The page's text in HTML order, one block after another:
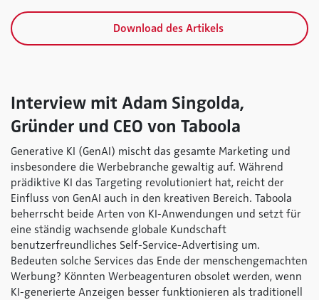
Download des Artikels
Interview mit Adam Singolda,
Gründer und CEO von Taboola
Generative KI (GenAI) mischt das gesamte Marketing und
insbesondere die Werbebranche gewaltig auf. Während
prädiktive KI das Targeting revolutioniert hat, reicht der
Einfluss von GenAI auch in den kreativen Bereich. Taboola
beherrscht beide Arten von KI-Anwendungen und setzt für
eine ständig wachsende globale Kundschaft
benutzerfreundliches Self-Service-Advertising um.
Bedeuten solche Services das Ende der menschengemachten
Werbung? Könnten Werbeagenturen obsolet werden, wenn
KI-generierte Anzeigen besser funktionieren als traditionell